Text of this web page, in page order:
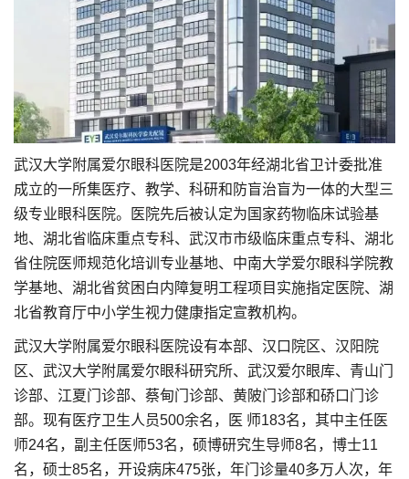
武汉大学附属爱尔眼科医院是2003年经湖北省卫计委批准
成立的一所集医疗、教学、科研和防盲治盲为一体的大型三
级专业眼科医院。医院先后被认定为国家药物临床试验基
地、湖北省临床重点专科、武汉市市级临床重点专科、湖北
省住院医师规范化培训专业基地、中南大学爱尔眼科学院教
学基地、湖北省贫困白内障复明工程项目实施指定医院、湖
北省教育厅中小学生视力健康指定宣教机构。
武汉大学附属爱尔眼科医院设有本部、汉口院区、汉阳院
区、武汉大学附属爱尔眼科研究所、武汉爱尔眼库、青山门
诊部、江夏门诊部、蔡甸门诊部、黄陂门诊部和硚口门诊
部。现有医疗卫生人员500余名，医 师183名，其中主任医
师24名，副主任医师53名，硕博研究生导师8名，博士11
名，硕士85名，开设病床475张，年门诊量40多万人次，年